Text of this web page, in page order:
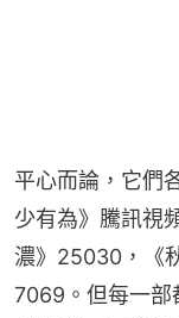
平心而論，它們
少有為》騰訊視
濃》25030，《
7069。但每一部